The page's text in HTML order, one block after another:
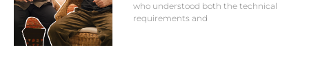
who understood both the technical
requirements and